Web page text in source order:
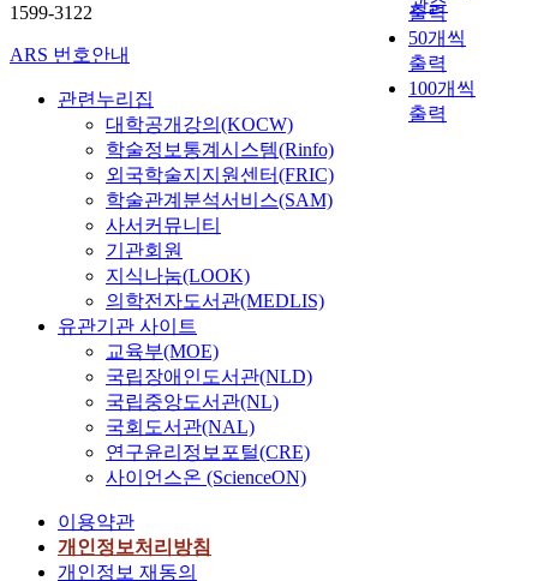
관순
출력
50개씩
출력
100개씩
출력
1599-3122
ARS 번호안내
관련누리집
대학공개강의(KOCW)
학술정보통계시스템(Rinfo)
외국학술지지원센터(FRIC)
학술관계분석서비스(SAM)
사서커뮤니티
기관회원
지식나눔(LOOK)
의학전자도서관(MEDLIS)
유관기관 사이트
교육부(MOE)
국립장애인도서관(NLD)
국립중앙도서관(NL)
국회도서관(NAL)
연구윤리정보포털(CRE)
사이언스온 (ScienceON)
이용약관
개인정보처리방침
개인정보 재동의